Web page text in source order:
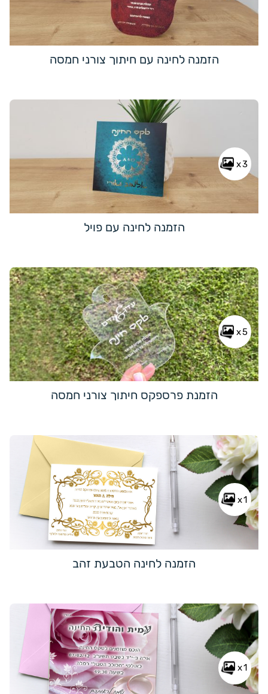
הזמנה לחינה עם חיתוך צורני חמסה
x3
הזמנה לחינה עם פויל
x5
הזמנת פרספקס חיתוך צורני חמסה
x1
הזמנה לחינה הטבעת זהב
x1